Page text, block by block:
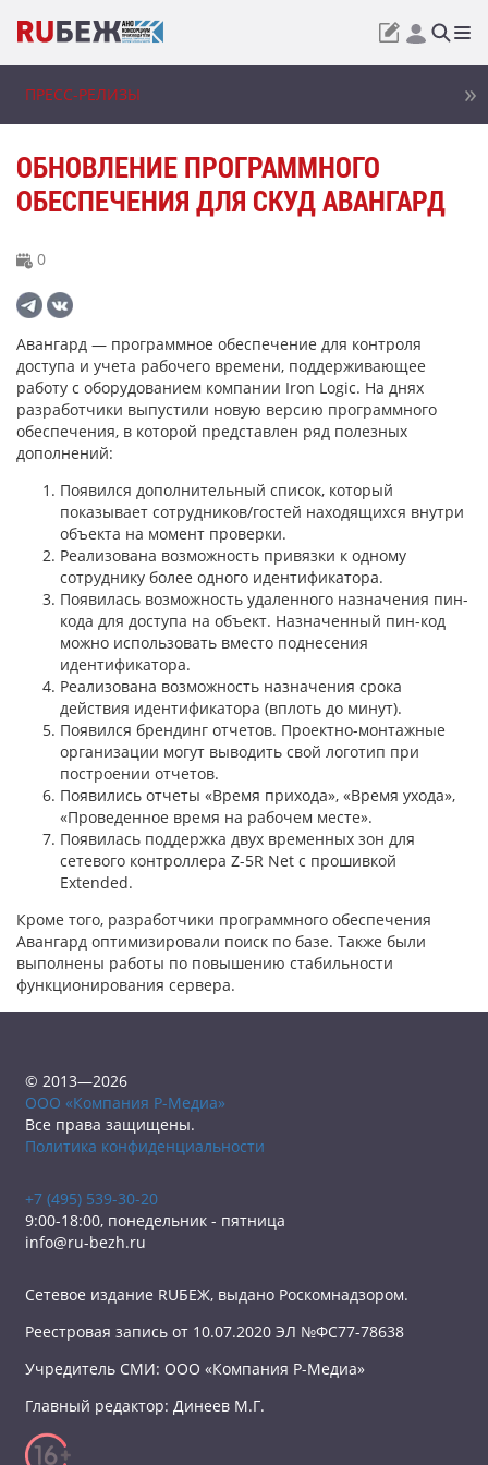
ПРЕСС-РЕЛИЗЫ
ОБНОВЛЕНИЕ ПРОГРАММНОГО
ОБЕСПЕЧЕНИЯ ДЛЯ СКУД АВАНГАРД
0
Авангард — программное обеспечение для контроля
доступа и учета рабочего времени, поддерживающее
работу с оборудованием компании Iron Logic. На днях
разработчики выпустили новую версию программного
обеспечения, в которой представлен ряд полезных
дополнений:
Появился дополнительный список, который
показывает сотрудников/гостей находящихся внутри
объекта на момент проверки.
Реализована возможность привязки к одному
сотруднику более одного идентификатора.
Появилась возможность удаленного назначения пин-
кода для доступа на объект. Назначенный пин-код
можно использовать вместо поднесения
идентификатора.
Реализована возможность назначения срока
действия идентификатора (вплоть до минут).
Появился брендинг отчетов. Проектно-монтажные
организации могут выводить свой логотип при
построении отчетов.
Появились отчеты «Время прихода», «Время ухода»,
«Проведенное время на рабочем месте».
Появилась поддержка двух временных зон для
сетевого контроллера Z-5R Net с прошивкой
Extended.
Кроме того, разработчики программного обеспечения
Авангард оптимизировали поиск по базе. Также были
выполнены работы по повышению стабильности
функционирования сервера.
© 2013—2026
ООО «Компания Р-Медиа»
Все права защищены.
Политика конфиденциальности
+7 (495) 539-30-20
9:00-18:00, понедельник - пятница
info@ru-bezh.ru
Сетевое издание RUБЕЖ, выдано Роскомнадзором.
Реестровая запись от 10.07.2020 ЭЛ №ФС77-78638
Учредитель СМИ: ООО «Компания Р-Медиа»
Главный редактор: Динеев М.Г.